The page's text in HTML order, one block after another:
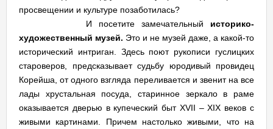
просвещении и культуре позаботилась?
И посетите замечательный историко-
художественный музей. Это и не музей даже, а какой-то
исторический интриган. Здесь поют рукописи гуслицких
староверов, предсказывает судьбу юродивый провидец
Корейша, от одного взгляда переливается и звенит на все
лады хрустальная посуда, старинное зеркало в раме
оказывается дверью в купеческий быт ХVII – XIX веков с
живыми картинами. Причем настолько живыми, что на